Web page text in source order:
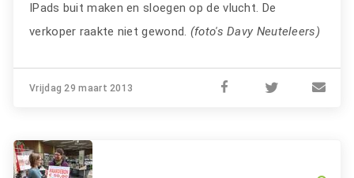
IPads buit maken en sloegen op de vlucht. De
verkoper raakte niet gewond. (foto's Davy Neuteleers)
Vrijdag 29 maart 2013